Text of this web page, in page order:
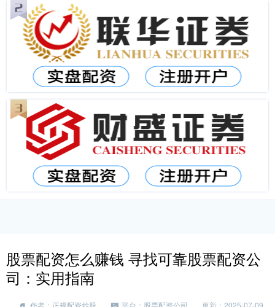
股票配资怎么赚钱 寻找可靠股票配资公
司：实用指南
作者：正规配资炒股 平台：股票配资公司
更新：2025-07-09